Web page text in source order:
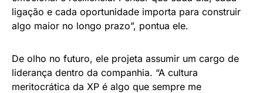
ligação e cada oportunidade importa para construir
algo maior no longo prazo”, pontua ele.
De olho no futuro, ele projeta assumir um cargo de
liderança dentro da companhia. “A cultura
meritocrática da XP é algo que sempre me